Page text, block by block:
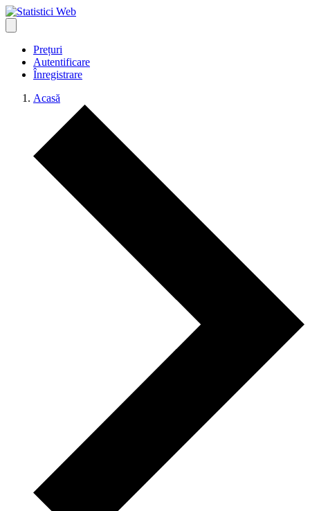
Prețuri
Autentificare
Înregistrare
Acasă